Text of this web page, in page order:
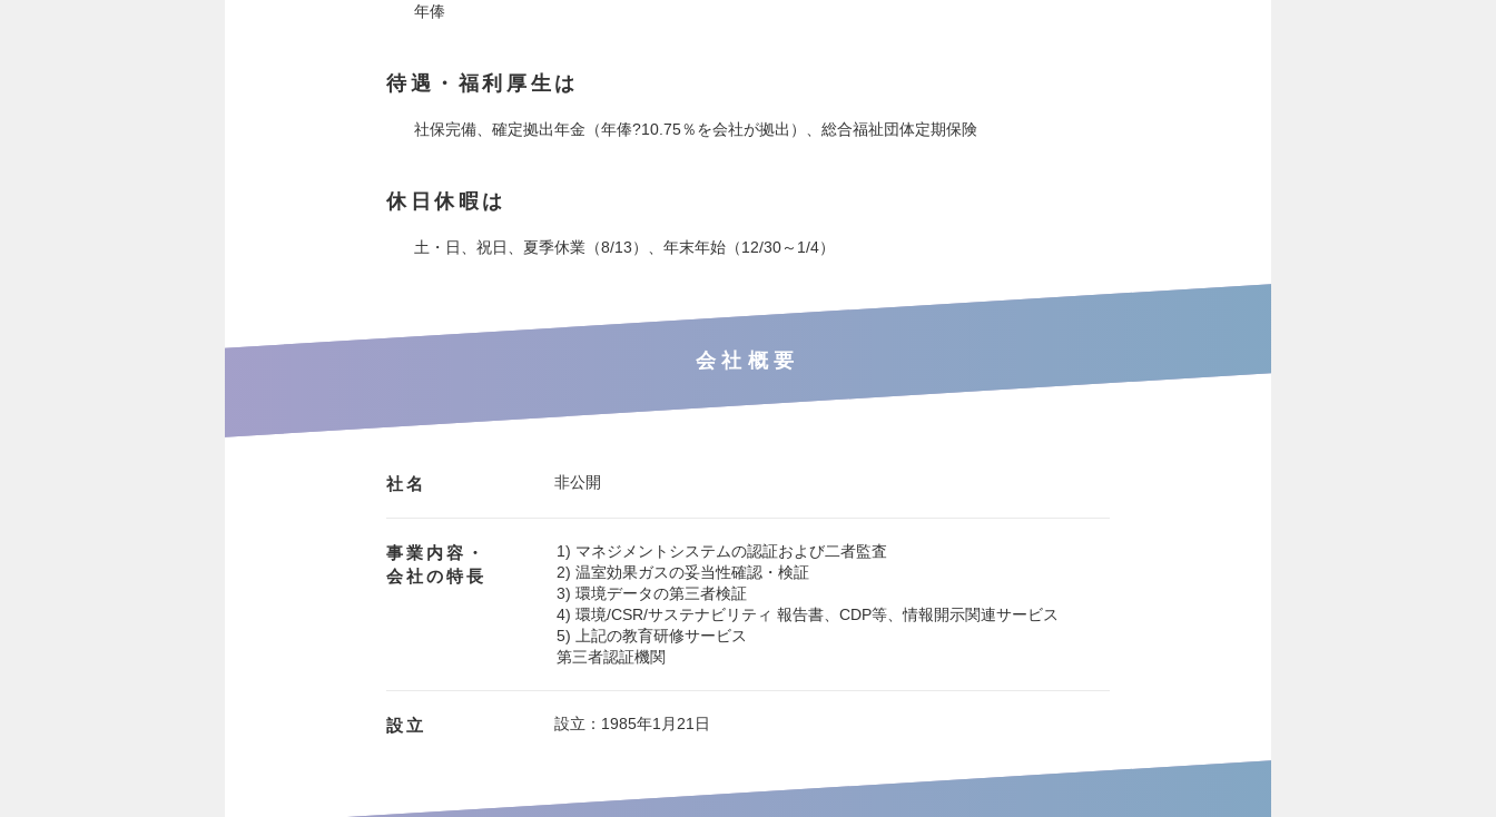
年俸
待遇・福利厚生は
社保完備、確定拠出年金（年俸?10.75％を会社が拠出）、総合福祉団体定期保険
休日休暇は
土・日、祝日、夏季休業（8/13）、年末年始（12/30～1/4）
会社概要
社名 非公開
事業内容・
会社の特長
1) マネジメントシステムの認証および二者監査
2) 温室効果ガスの妥当性確認・検証
3) 環境データの第三者検証
4) 環境/CSR/サステナビリティ 報告書、CDP等、情報開示関連サービス
5) 上記の教育研修サービス
第三者認証機関
設立 設立：1985年1月21日